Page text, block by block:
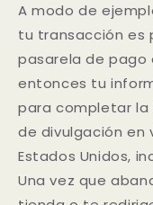
A modo de
tu transacción es
pasarela de pago
entonces tu
para completar la
de divulgación en
Estados Unidos,
Una vez que